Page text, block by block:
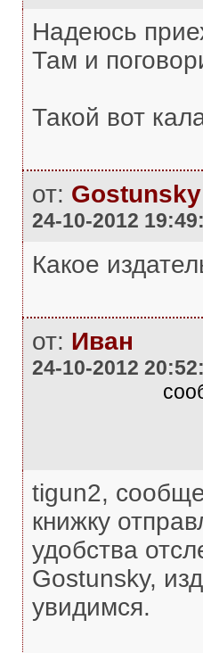
Надеюсь
Там и
Такой вот
от: Gostunsky
24-10-2012
Какое
от: Иван
24-10-2012
tigun2,
книжку
удобства
Gostunsky,
увидимся.